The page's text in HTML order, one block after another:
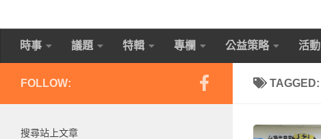
時事 議題 特輯 專欄 公益策略 活動
TAGGED:
FOLLOW:
搜尋站上文章